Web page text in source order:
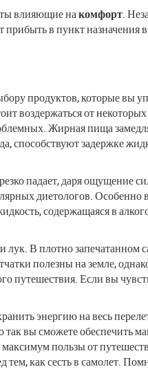
влияющие накомфорт.
прибыть в пункт назначения
продуктов, которые вы
воздержаться от
Жирная пища
задержке
падает, даря ощущение
диетологов.
содержащаяся в
лук. В плотно запечатанном
полезны на земле,
путешествия. Если вы
энергию на весь
вы сможете обеспечить
максимум пользы от
тем, как сесть в самолет.